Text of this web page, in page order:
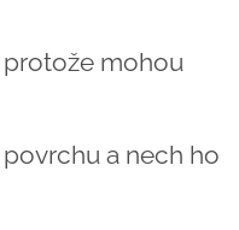
mohou
a nech ho